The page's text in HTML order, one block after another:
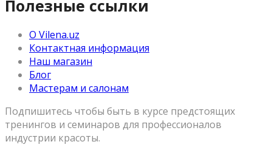
Полезные ссылки
О Vilena.uz
Контактная информация
Наш магазин
Блог
Мастерам и салонам
Подпишитесь чтобы быть в курсе предстоящих
тренингов и семинаров для профессионалов
индустрии красоты.